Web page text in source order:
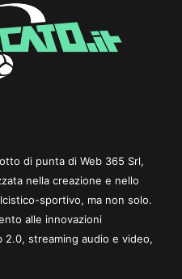
di punta di Web 365 Srl,
nella creazione e nello
sportivo, ma non solo.
alle innovazioni
streaming audio e video,